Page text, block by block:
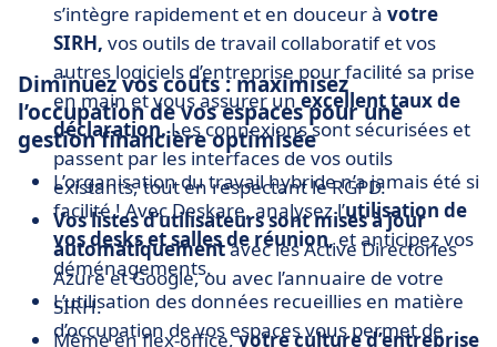
s’intègre rapidement et en douceur à votre
SIRH, vos outils de travail collaboratif et vos
autres logiciels d’entreprise pour facilité sa prise
en main et vous assurer unexcellent taux de
déclaration.Les connexions sont sécurisées et
passent par les interfaces de vos outils
existants, tout en respectant le RGPD.
Vos listes d’utilisateurs sont mises à jour
automatiquementavec les Active Directories
Azure et Google, ou avec l’annuaire de votre
SIRH.
Même en flex-office,votre culture d’entreprise
Diminuez vos coûts : maximisez
l’occupation de vos espaces pour une
gestion financière optimisée
L’organisation du travail hybride n’a jamais été si
facilité ! Avec Deskare, analysez l’utilisation de
vos desks et salles de réunion,et anticipez vos
déménagements.
L’utilisation des données recueillies en matière
d’occupation de vos espaces vous permet de